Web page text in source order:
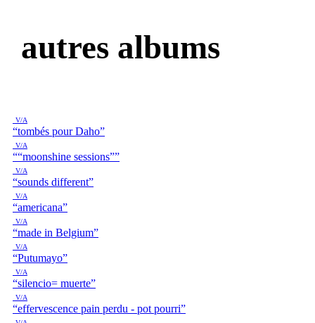
autres albums
V/A
“tombés pour Daho”
V/A
““moonshine sessions””
V/A
“sounds different”
V/A
“americana”
V/A
“made in Belgium”
V/A
“Putumayo”
V/A
“silencio= muerte”
V/A
“effervescence pain perdu - pot pourri”